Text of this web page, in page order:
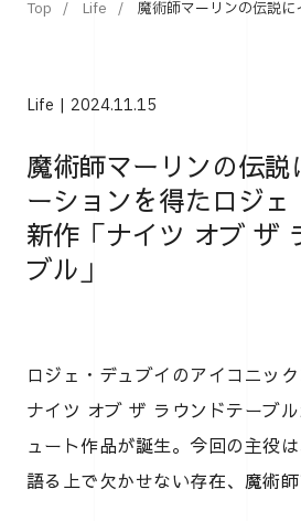
Top Life 魔術師マーリンの伝説
Life 2024.11.15
魔術師マーリンの伝説
ーションを得たロジェ
新作「ナイツ オブ ザ
ブル」
ロジェ・デュブイのアイコニッ
ナイツ オブ ザ ラウンドテーブ
ュート作品が誕生。今回の主役
語る上で欠かせない存在、魔術師